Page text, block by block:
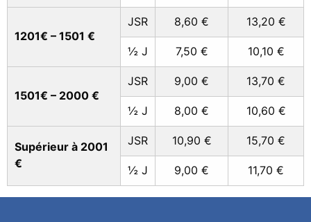
1201€ – 1501 €
JSR 8,60 € 13,20 €
½ J 7,50 € 10,10 €
1501€ – 2000 €
JSR 9,00 € 13,70 €
½ J 8,00 € 10,60 €
Supérieur à 2001
€
JSR 10,90 € 15,70 €
½ J 9,00 € 11,70 €